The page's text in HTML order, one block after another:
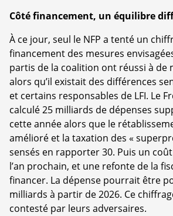
Côté financement, un équilibre
À ce jour, seul le NFP a tenté un
financement des mesures
partis de la coalition ont réussi à de
alors qu’il existait des différences
et certains responsables de LFI. Le
calculé 25 milliards de dépenses
cette année alors que le
amélioré et la taxation des «
sensés en rapporter 30. Puis un
l’an prochain, et une refonte de la
financer. La dépense pourrait être
milliards à partir de 2026. Ce
contesté par leurs adversaires.